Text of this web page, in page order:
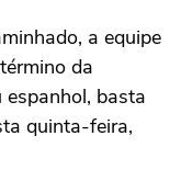
a equipe
da
basta
quinta-feira,